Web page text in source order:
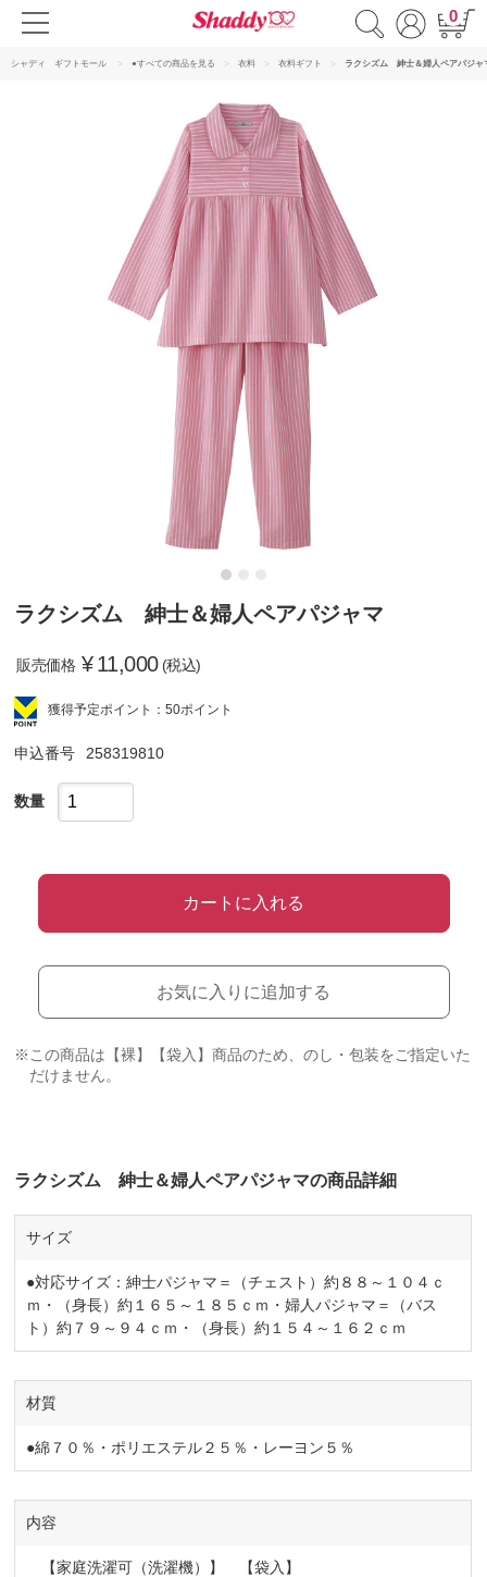
0
シャディ ギフトモール ●すべての商品を見る 衣料 衣料ギフト ラクシズム 紳士＆婦人ペアパジャ
ラクシズム 紳士＆婦人ペアパジャマ
販売価格 ¥11,000 (税込)
獲得予定ポイント：50ポイント
申込番号 258319810
数量
カートに入れる
お気に入りに追加する
※この商品は【裸】【袋入】商品のため、のし・包装をご指定いた
だけません。
ラクシズム 紳士＆婦人ペアパジャマの商品詳細
サイズ
●対応サイズ：紳士パジャマ＝（チェスト）約８８～１０４ｃ
ｍ・（身長）約１６５～１８５ｃｍ・婦人パジャマ＝（バス
ト）約７９～９４ｃｍ・（身長）約１５４～１６２ｃｍ
材質
●綿７０％・ポリエステル２５％・レーヨン５％
内容
【家庭洗濯可（洗濯機）】 【袋入】